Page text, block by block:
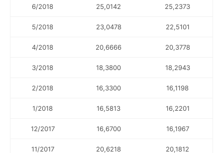
6/2018 25,0142 25,2373
5/2018 23,0478 22,5101
4/2018 20,6666 20,3778
3/2018 18,3800 18,2943
2/2018 16,3300 16,1198
1/2018 16,5813 16,2201
12/2017 16,6700 16,1967
11/2017 20,6218 20,1812